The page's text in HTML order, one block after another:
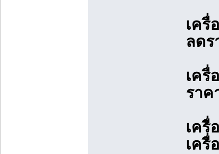
เครื่
ลดร
เครื่
ราค
เครื่
เครื่